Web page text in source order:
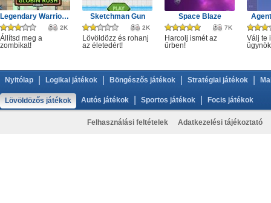
Legendary Warrior GR
2K
Állítsd meg a
zombikat!
Sketchman Gun
2K
Lövöldözz és rohanj
az életedért!
Space Blaze
7K
Harcolj ismét az
űrben!
Válj te
Nyitólap Logikai játékok Böngészős játékok Stratégiai játékok
Lövöldözős játékok Autós játékok Sportos játékok Focis játékok
Felhasználási feltételek Adatkezelési tájékoztató